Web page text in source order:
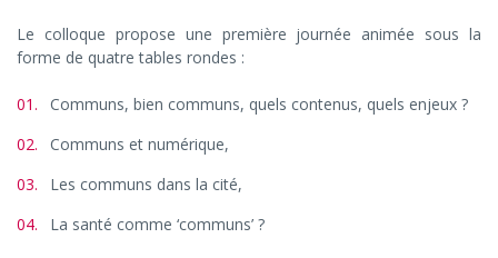
Le colloque propose une première journée animée sous la
forme de quatre tables rondes :
Communs, bien communs, quels contenus, quels enjeux ?
Communs et numérique,
Les communs dans la cité,
La santé comme ‘communs’ ?